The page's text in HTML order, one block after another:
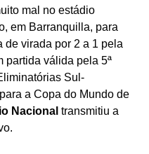
mal no estádio
em Barranquilla, para
de virada por 2 a 1 pela
partida válida pela 5ª
Sul-
a Copa do Mundo de
Nacional transmitiu a